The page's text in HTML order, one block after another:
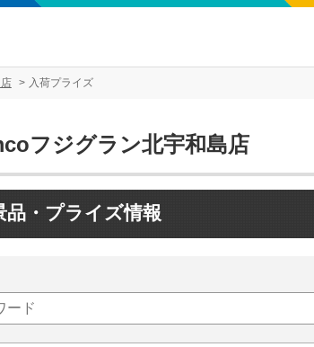
入荷プライズ
フジグラン北宇和島店
品・プライズ情報